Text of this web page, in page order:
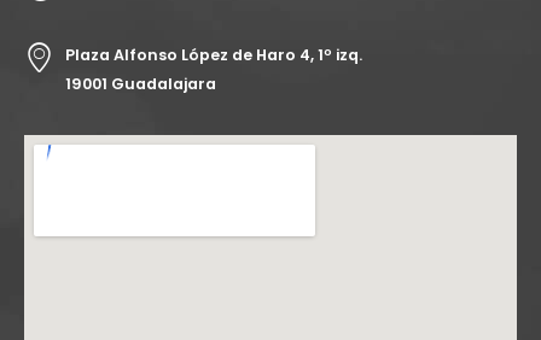
Plaza Alfonso López de Haro 4, 1º izq.
19001 Guadalajara